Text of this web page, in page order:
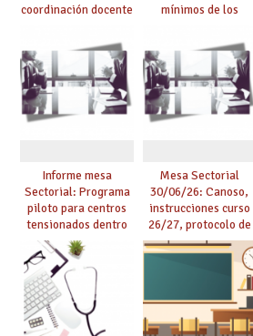
coordinación docente
de manera
telemática, sin exigir
presencialidad en el
centro
mínimos de los
exige al Ministerio
que los compromisos
se materialicen con
la mayor agilidad
posible
Informe mesa
Sectorial: Programa
piloto para centros
tensionados dentro
del marco del
Acuerdo de Mejoras y
evaluación del curso
25/26
Mesa Sectorial
30/06/26: Canoso,
instrucciones curso
26/27, protocolo de
agresiones.